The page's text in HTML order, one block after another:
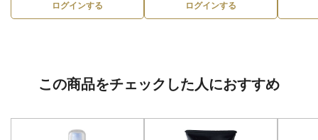
ログインする ログインする
この商品をチェックした人におすすめ